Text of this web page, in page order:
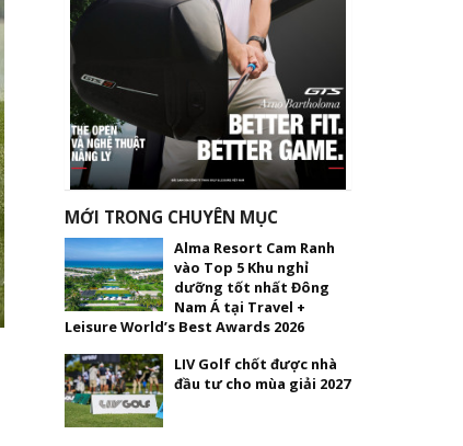
MỚI TRONG CHUYÊN MỤC
Alma Resort Cam Ranh
vào Top 5 Khu nghỉ
dưỡng tốt nhất Đông
Nam Á tại Travel +
Leisure World’s Best Awards 2026
LIV Golf chốt được nhà
đầu tư cho mùa giải 2027